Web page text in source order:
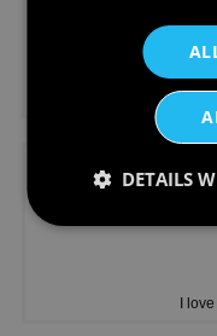
V-hals
I love
DETAILS